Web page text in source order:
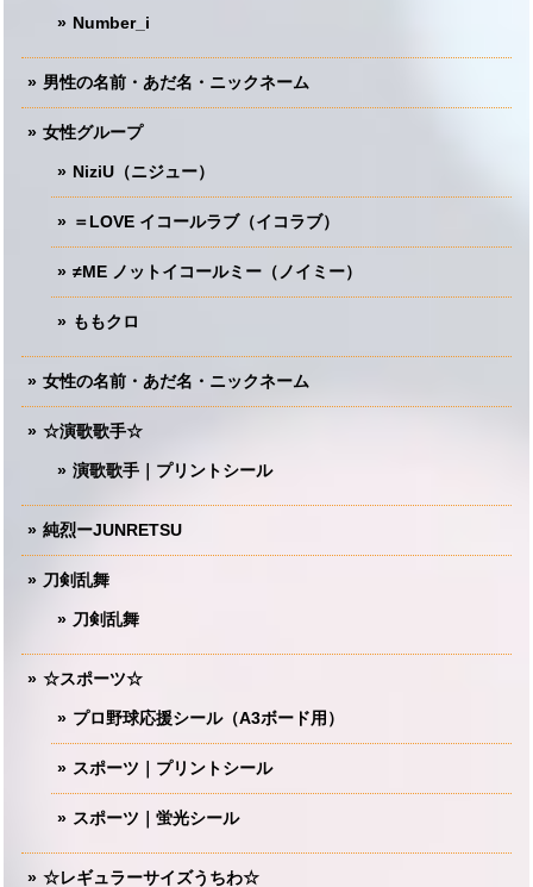
Number_i
男性の名前・あだ名・ニックネーム
女性グループ
NiziU（ニジュー）
＝LOVE イコールラブ（イコラブ）
≠ME ノットイコールミー（ノイミー）
ももクロ
女性の名前・あだ名・ニックネーム
☆演歌歌手☆
演歌歌手｜プリントシール
純烈ーJUNRETSU
刀剣乱舞
刀剣乱舞
☆スポーツ☆
プロ野球応援シール（A3ボード用）
スポーツ｜プリントシール
スポーツ｜蛍光シール
☆レギュラーサイズうちわ☆